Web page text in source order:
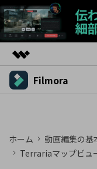
製品
ソリューション
企業情報
Filmora
プラットフォーム
製品機能
AI機能
ホーム
動画編集の基
Terrariaマップビュ